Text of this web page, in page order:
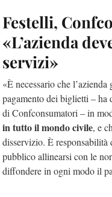
Festelli,
«L’azienda
servizi»
«È necessario che
pagamento dei biglietti – ha
di Confconsumatori – in
in tutto il mondo civile, e
disservizio. È responsabilità
pubblico allinearsi con le
diffondere in ogni modo il